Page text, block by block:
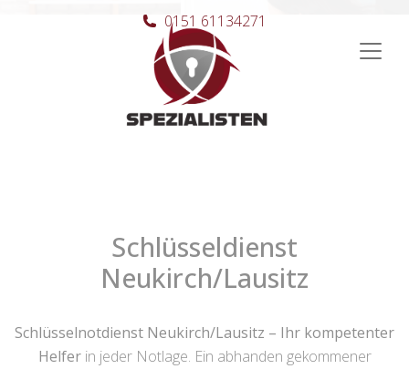
Hauptnavigation
0151 61134271
Schlüsseldienst
Neukirch/Lausitz
Schlüsselnotdienst Neukirch/Lausitz – Ihr kompetenter
Helferin jeder Notlage. Ein abhanden gekommener